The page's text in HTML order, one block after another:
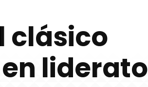
clásico
liderato